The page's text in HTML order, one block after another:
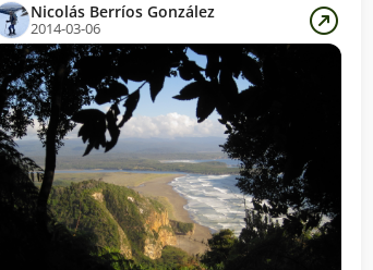
Nicolás Berríos González
2014-03-06